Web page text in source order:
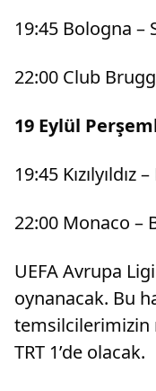
19:45 Bologna
22:00 Club
19 Eylül
19:45 Kızılyıldız
22:00 Monaco –
UEFA Avrupa
oynanacak. Bu
temsilcilerimizin
TRT 1’de olacak.